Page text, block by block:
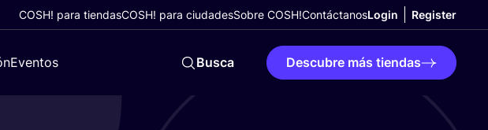
COSH! para tiendasCOSH! para ciudadesSobre COSH!ContáctanosLogin Register
Eventos Busca Descubre más tiendas